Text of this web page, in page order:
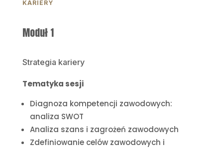
KARIERY
Moduł 1
Strategia kariery
Tematyka sesji
Diagnoza kompetencji zawodowych:
analiza SWOT
Analiza szans i zagrożeń zawodowych
Zdefiniowanie celów zawodowych i